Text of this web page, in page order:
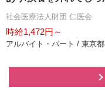
社会医療法人財団 仁医会
時給1,472円～
アルバイト・パート / 東京都